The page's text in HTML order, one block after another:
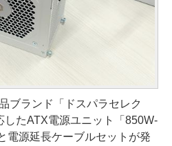
ブランド「ドスパラセレク
したATX電源ユニット「850W-
電源延長ケーブルセットが発